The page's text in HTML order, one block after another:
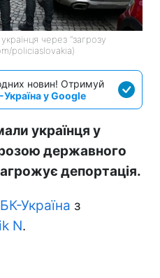
через "загрозу
policiaslovakia)
новин! Отримуй
у Google
українця у
державного
депортація.
Україна з
N.